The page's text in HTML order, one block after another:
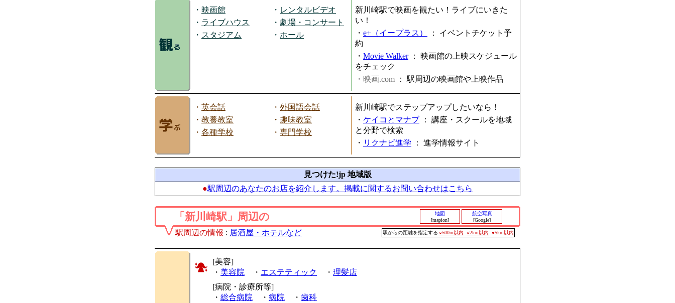
・ 映画館 ・ レンタルビデオ
・ ライブハウス ・ 劇場・コンサート
・ スタジアム ・ ホール
新川崎駅で映画を観たい！ライブにいきた
い！
・ e+（イープラス） ： イベントチケット予
約
・ Movie Walker： 映画館の上映スケジュール
をチェック
・映画.com ： 駅周辺の映画館や上映作品
・ 英会話 ・ 外国語会話
・ 教養教室 ・ 趣味教室
・ 各種学校 ・ 専門学校
新川崎駅でステップアップしたいなら！
・ ケイコとマナブ ： 講座・スクールを地域
と分野で検索
・ リクナビ進学 ： 進学情報サイト
見つけた!jp 地域版
●駅周辺のあなたのお店を紹介します。掲載に関するお問い合わせはこちら
「新川崎駅」周辺の
地図
[mapion]
航空写真
[Google]
駅周辺の情報 : 居酒屋・ホテルなど 駅からの距離を指定する ○500m以内 ○2km以内 ●5km以内
[美容]
・ 美容院 ・ エステティック ・ 理髪店
[病院・診療所等]
・ 総合病院 ・ 病院 ・ 歯科